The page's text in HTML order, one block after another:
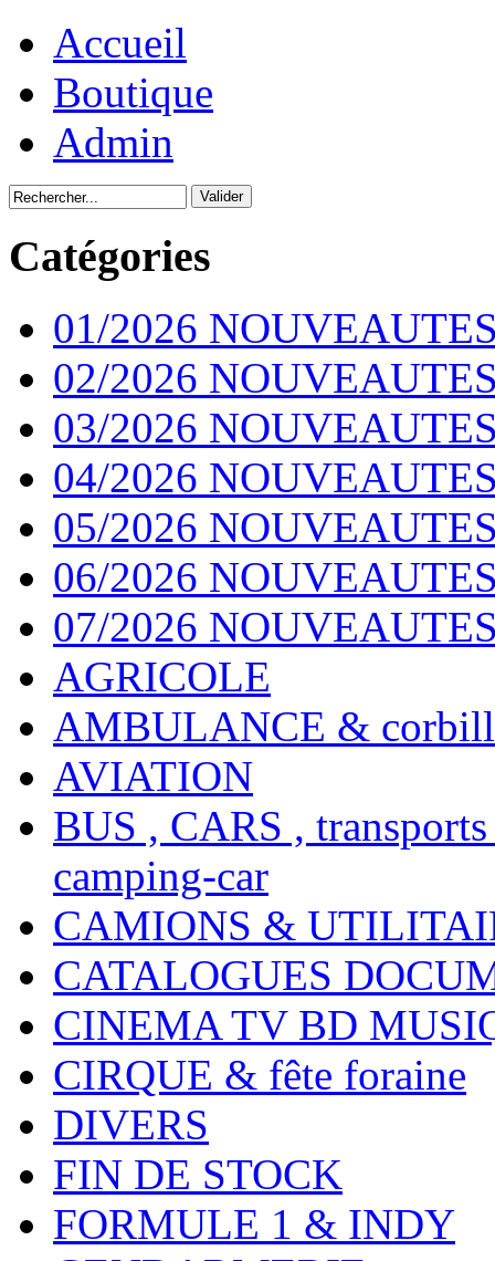
Accueil
Boutique
Admin
Catégories
01/2026
02/2026
03/2026
04/2026
05/2026
06/2026
07/2026
AGRICOLE
AMBULANCE &
AVIATION
BUS , CARS ,
camping-car
CAMIONS &
CATALOGUES
CINEMA TV BD
CIRQUE & fête foraine
DIVERS
FIN DE STOCK
FORMULE 1 & INDY